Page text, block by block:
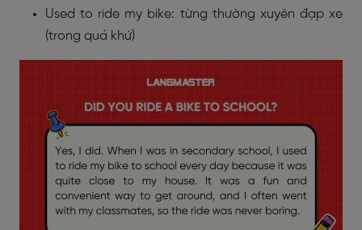
Used to ride my bike: từng thường xuyên đạp xe
(trong quá khứ)